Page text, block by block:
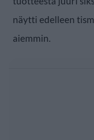
näytti edelleen
aiemmin.